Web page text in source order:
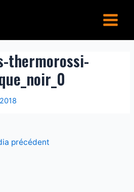
Menu
thermorossi-
précédent